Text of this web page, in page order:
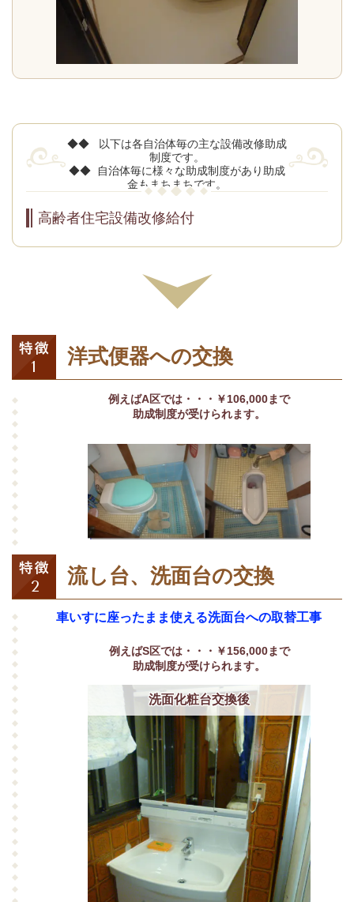
◆◆ 以下は各自治体毎の主な設備改修助成
制度です。
◆◆ 自治体毎に様々な助成制度があり助成
金もまちまちです。
高齢者住宅設備改修給付
洋式便器への交換
例えばA区では・・・￥106,000まで
助成制度が受けられます。
流し台、洗面台の交換
車いすに座ったまま使える洗面台への取替工事
例えばS区では・・・￥156,000まで
助成制度が受けられます。
洗面化粧台交換後